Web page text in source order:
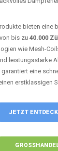
bieten eine
bis zu 40.000
wie Mesh-
leistungsstarke
garantiert eine
erstklassigen
JETZT
GROSSHANDEL